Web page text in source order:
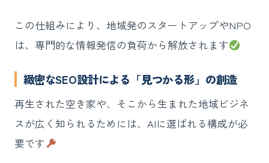
この仕組みにより、地域発のスタートアップやNPO
は、専門的な情報発信の負荷から解放されます
緻密なSEO設計による「見つかる形」の創造
再生された空き家や、そこから生まれた地域ビジネ
スが広く知られるためには、AIに選ばれる構成が必
要です